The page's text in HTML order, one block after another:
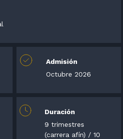
Admisión
Octubre 2026
Duración
9 trimestres
(carrera afín) / 10